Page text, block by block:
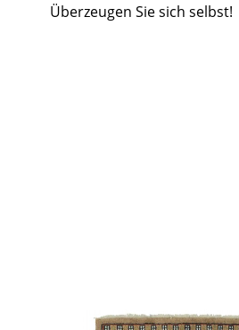
Überzeugen Sie sich selbst!